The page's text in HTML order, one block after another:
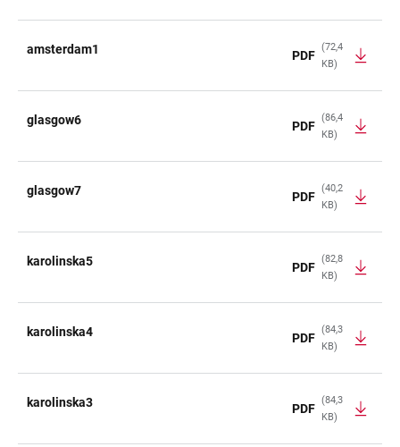
amsterdam1 PDF
(72,4
KB)
glasgow6 PDF
(86,4
KB)
glasgow7 PDF
(40,2
KB)
karolinska5 PDF
(82,8
KB)
karolinska4 PDF
(84,3
KB)
karolinska3 PDF
(84,3
KB)